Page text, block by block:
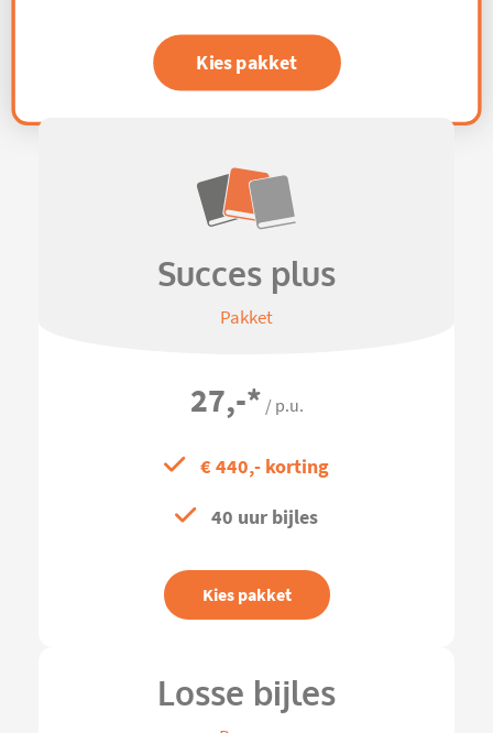
Kies pakket
Succes plus
Pakket
27,-* / p.u.
€ 440,- korting
40 uur bijles
Kies pakket
Losse bijles